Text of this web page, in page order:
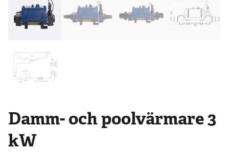
Damm- och poolvärmare 3
kW